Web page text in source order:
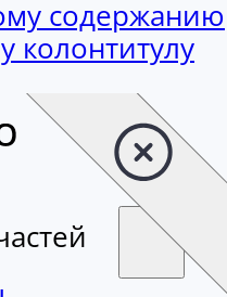
содержанию
колонтитулу